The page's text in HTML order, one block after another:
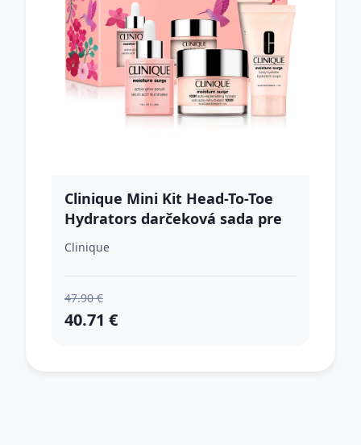
Clinique Mini Kit Head-To-Toe
Hydrators darčeková sada pre
dehydratovanú pleť
Clinique
47.90 €
40.71 €